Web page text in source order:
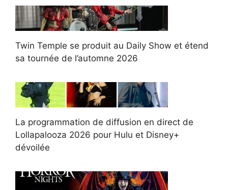
Twin Temple se produit au Daily Show et étend
sa tournée de l’automne 2026
La programmation de diffusion en direct de
Lollapalooza 2026 pour Hulu et Disney+
dévoilée